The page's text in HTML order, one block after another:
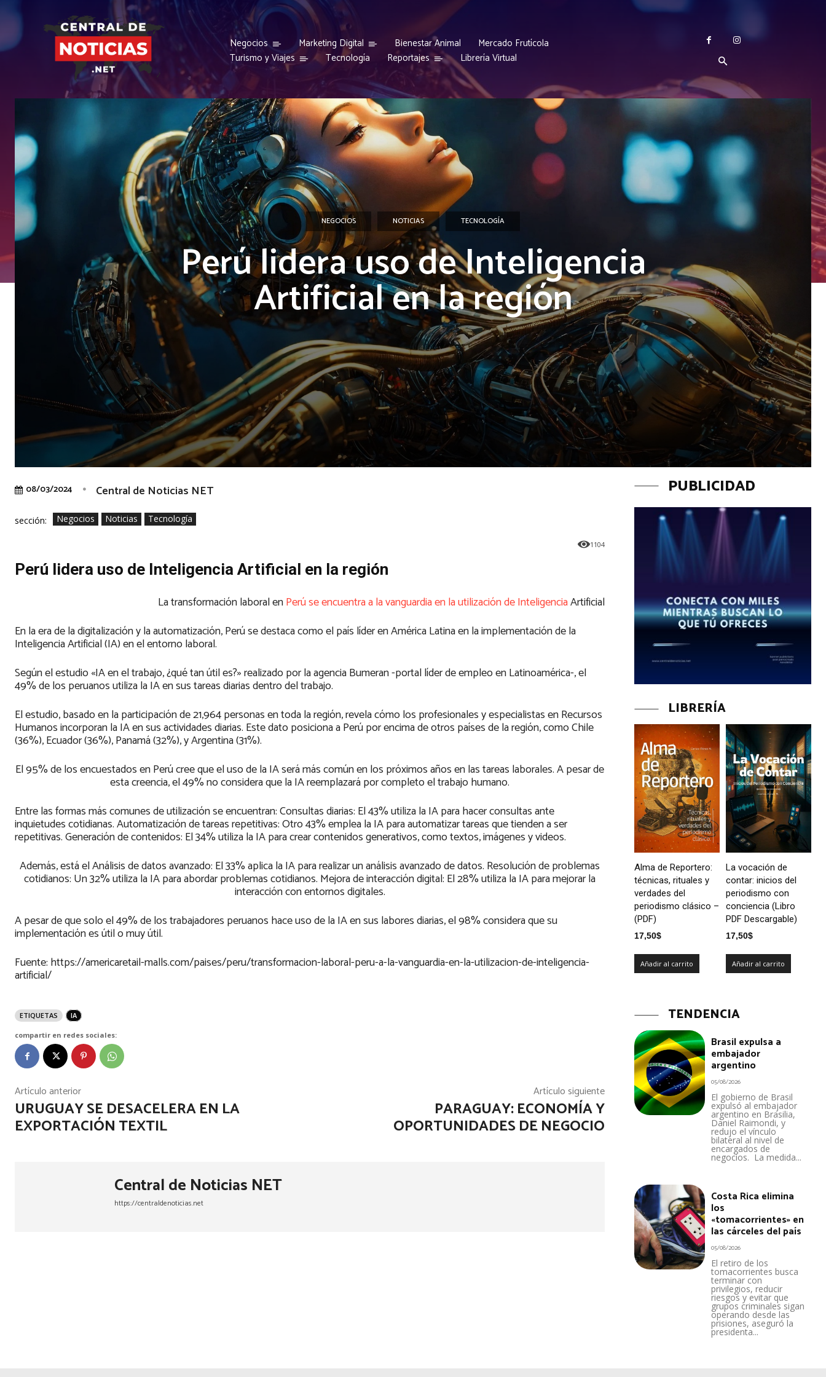
Negocios Marketing Digital Bienestar Animal
Mercado Frutícola
Turismo y Viajes
Tecnología Reportajes Librería Virtual
NEGOCIOS NOTICIAS TECNOLOGÍA
Perú lidera uso de Inteligencia
Artificial en la región
08/03/2024 Central de Noticias NET
sección: Negocios Noticias Tecnología
1104
Perú lidera uso de Inteligencia Artificial en la región
La transformación laboral enPerú se encuentra a la vanguardia en la utilización de InteligenciaArtificial
En la era de la digitalización y la automatización, Perú se destaca como el país líder en América Latina en la implementación de la
Inteligencia Artificial (IA) en el entorno laboral.
Según el estudio «IA en el trabajo, ¿qué tan útil es?» realizado por la agencia Bumeran -portal líder de empleo en Latinoamérica-, el
49% de los peruanos utiliza la IA en sus tareas diarias dentro del trabajo.
El estudio, basado en la participación de 21,964 personas en toda la región, revela cómo los profesionales y especialistas en Recursos
Humanos incorporan la IA en sus actividades diarias. Este dato posiciona a Perú por encima de otros países de la región, como Chile
(36%), Ecuador (36%), Panamá (32%), y Argentina (31%).
El 95% de los encuestados en Perú cree que el uso de la IA será más común en los próximos años en las tareas laborales. A pesar de
esta creencia, el 49% no considera que la IA reemplazará por completo el trabajo humano.
Entre las formas más comunes de utilización se encuentran: Consultas diarias: El 43% utiliza la IA para hacer consultas ante
inquietudes cotidianas. Automatización de tareas repetitivas: Otro 43% emplea la IA para automatizar tareas que tienden a ser
repetitivas. Generación de contenidos: El 34% utiliza la IA para crear contenidos generativos, como textos, imágenes y videos.
Además, está el Análisis de datos avanzado: El 33% aplica la IA para realizar un análisis avanzado de datos. Resolución de problemas
cotidianos: Un 32% utiliza la IA para abordar problemas cotidianos. Mejora de interacción digital: El 28% utiliza la IA para mejorar la
interacción con entornos digitales.
A pesar de que solo el 49% de los trabajadores peruanos hace uso de la IA en sus labores diarias, el 98% considera que su
implementación es útil o muy útil.
Fuente: https://americaretail-malls.com/paises/peru/transformacion-laboral-peru-a-la-vanguardia-en-la-utilizacion-de-inteligencia-
artificial/
ETIQUETAS IA
compartir en redes sociales:
Artículo anterior
URUGUAY SE DESACELERA EN LA
EXPORTACIÓN TEXTIL
Artículo siguiente
PARAGUAY: ECONOMÍA Y
OPORTUNIDADES DE NEGOCIO
Central de Noticias NET
https://centraldenoticias.net
PUBLICIDAD
LIBRERÍA
Alma de Reportero:
técnicas, rituales y
verdades del
periodismo clásico –
(PDF)
17,50$
Añadir al carrito
La vocación de
contar: inicios del
periodismo con
conciencia (Libro
PDF Descargable)
17,50$
Añadir al carrito
TENDENCIA
Brasil expulsa a
embajador
argentino
05/08/2026
El gobierno de Brasil
expulsó al embajador
argentino en Brasilia,
Daniel Raimondi, y
redujo el vínculo
bilateral al nivel de
encargados de
negocios. La medida...
Costa Rica elimina
los
«tomacorrientes» en
las cárceles del país
05/08/2026
El retiro de los
tomacorrientes busca
terminar con
privilegios, reducir
riesgos y evitar que
grupos criminales sigan
operando desde las
prisiones, aseguró la
presidenta...